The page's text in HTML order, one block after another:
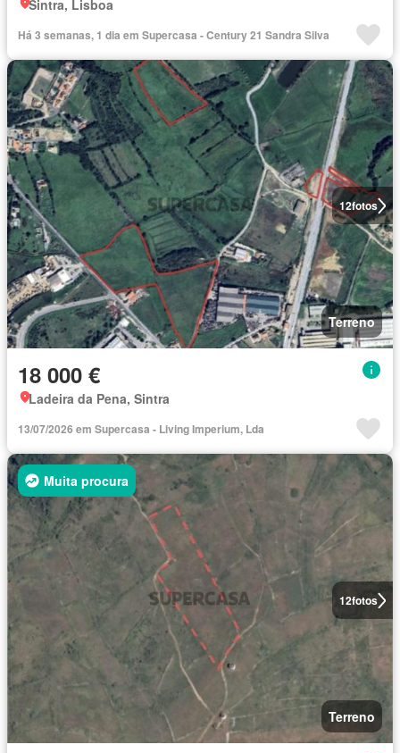
Sintra, Lisboa
Há 3 semanas, 1 dia em Supercasa - Century 21 Sandra Silva
12fotos
Terreno
18 000 €
Ladeira da Pena, Sintra
13/07/2026 em Supercasa - Living Imperium, Lda
12fotos
Muita procura
Terreno